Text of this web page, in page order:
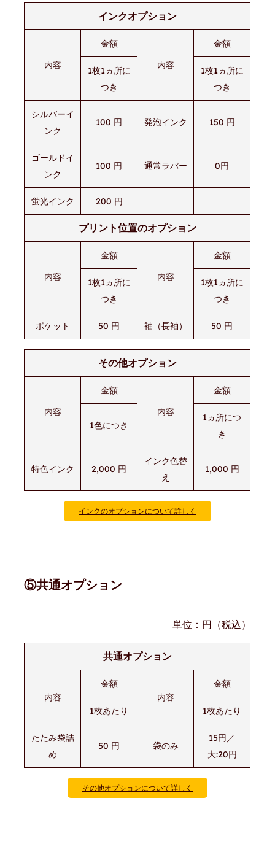
インクオプション
内容
金額
内容
金額
1枚1ヵ所に
つき
1枚1ヵ所に
つき
シルバーイ
ンク
100 円 発泡インク 150 円
ゴールドイ
ンク
100 円 通常ラバー 0円
蛍光インク 200 円
プリント位置のオプション
内容
金額
内容
金額
1枚1ヵ所に
つき
1枚1ヵ所に
つき
ポケット 50 円 袖（長袖） 50 円
その他オプション
内容
金額
内容
金額
1色につき
1ヵ所につ
き
特色インク 2,000 円
インク色替
え
1,000 円
インクのオプションについて詳しく
⑤共通オプション
単位：円（税込）
共通オプション
内容
金額
内容
金額
1枚あたり 1枚あたり
たたみ袋詰
め
50 円 袋のみ
15円／
大:20円
その他オプションについて詳しく